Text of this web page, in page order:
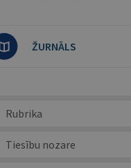
ŽURNĀLS
Rubrika
Tiesību nozare